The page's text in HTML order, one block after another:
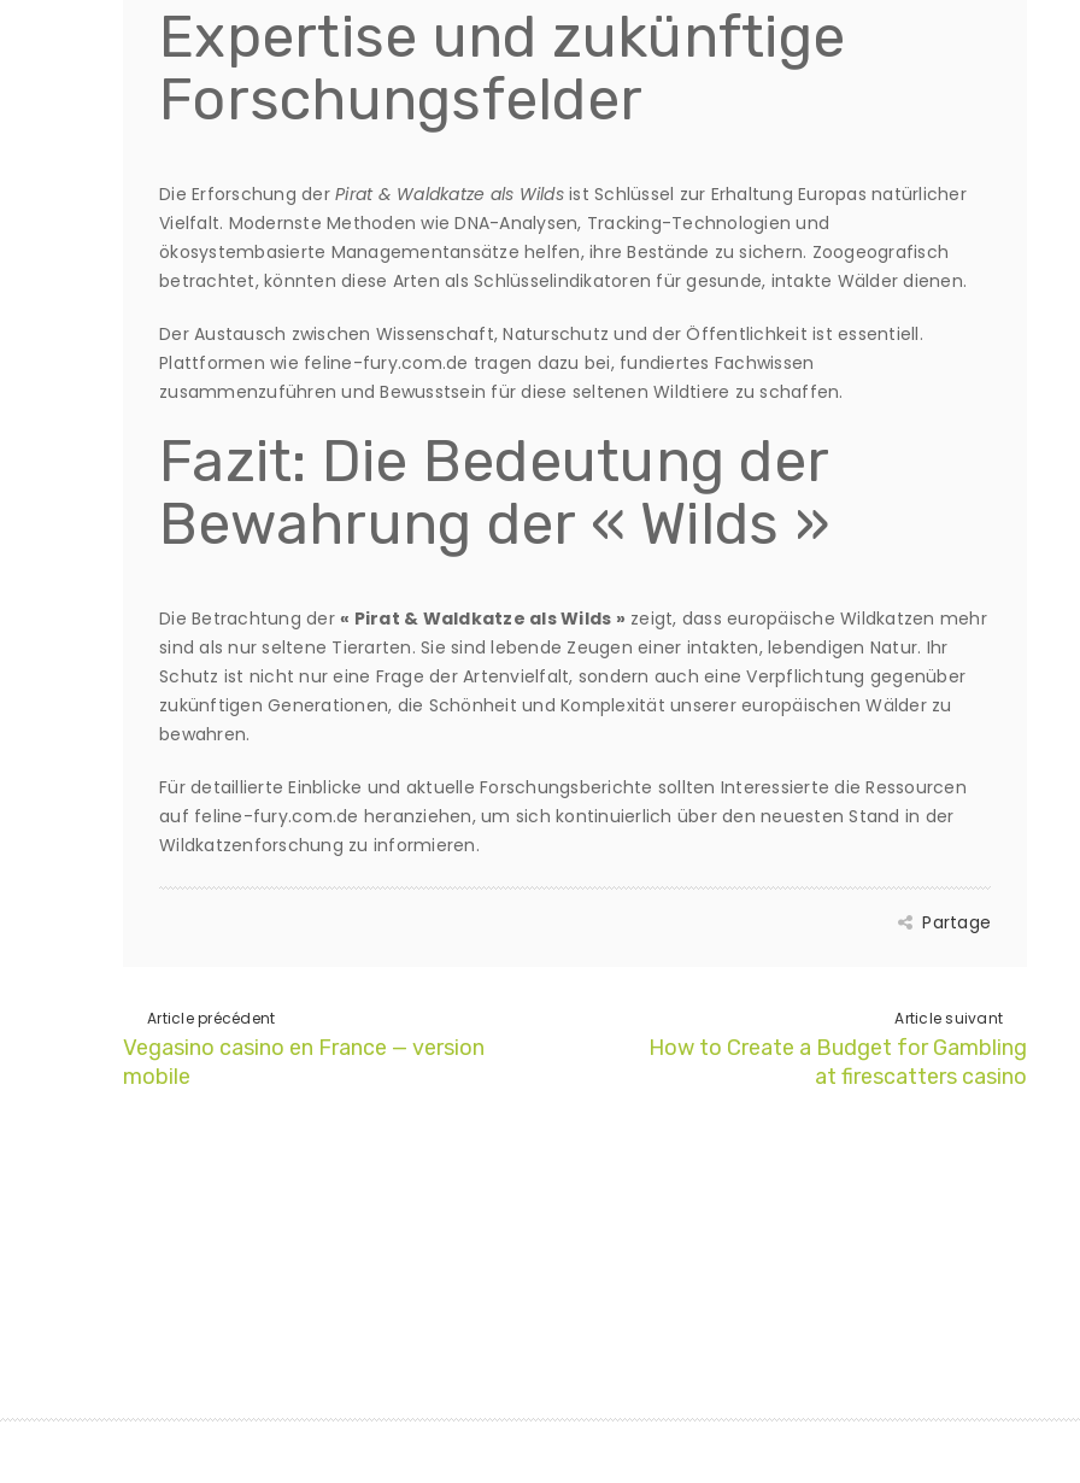
Expertise und zukünftige
Forschungsfelder
Die Erforschung der Pirat & Waldkatze als Wildsist Schlüssel zur Erhaltung Europas natürlicher
Vielfalt. Modernste Methoden wie DNA-Analysen, Tracking-Technologien und
ökosystembasierte Managementansätze helfen, ihre Bestände zu sichern. Zoogeografisch
betrachtet, könnten diese Arten als Schlüsselindikatoren für gesunde, intakte Wälder dienen.
Der Austausch zwischen Wissenschaft, Naturschutz und der Öffentlichkeit ist essentiell.
Plattformen wie feline-fury.com.de tragen dazu bei, fundiertes Fachwissen
zusammenzuführen und Bewusstsein für diese seltenen Wildtiere zu schaffen.
Fazit: Die Bedeutung der
Bewahrung der « Wilds »
Die Betrachtung der « Pirat & Waldkatze als Wilds » zeigt, dass europäische Wildkatzen mehr
sind als nur seltene Tierarten. Sie sind lebende Zeugen einer intakten, lebendigen Natur. Ihr
Schutz ist nicht nur eine Frage der Artenvielfalt, sondern auch eine Verpflichtung gegenüber
zukünftigen Generationen, die Schönheit und Komplexität unserer europäischen Wälder zu
bewahren.
Für detaillierte Einblicke und aktuelle Forschungsberichte sollten Interessierte die Ressourcen
auf feline-fury.com.de heranziehen, um sich kontinuierlich über den neuesten Stand in der
Wildkatzenforschung zu informieren.
Partage
Article précédent
Vegasino casino en France — version
mobile
Article suivant
How to Create a Budget for Gambling
at firescatters casino